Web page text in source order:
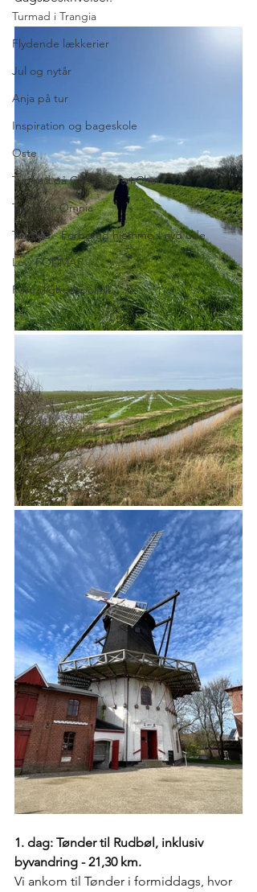
Turmad i Trangia
Flydende lækkerier
Jul og nytår
Anja på tur
Inspiration og bageskole
Oste
Turmad på Cadac Safari Chef
Turmad i Omnia
Turmad - Forbered hjemme - nyd ude
Low FODMAP
Fortrolighedspolitik
1. dag: Tønder til Rudbøl, inklusiv
byvandring - 21,30 km.
Vi ankom til Tønder i formiddags, hvor